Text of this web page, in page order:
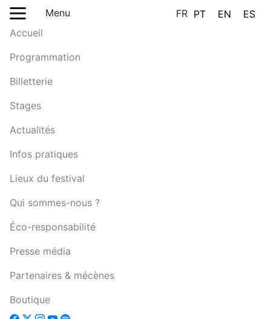
Menu FR PT EN
ES
Accueil
Programmation
Billetterie
Stages
Actualités
Infos pratiques
Lieux du festival
Qui sommes-nous ?
Éco-responsabilité
Presse média
Partenaires & mécènes
Boutique